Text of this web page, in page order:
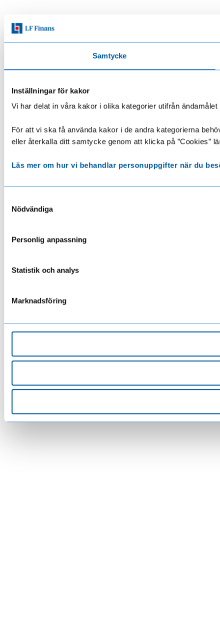
Samtycke
Inställningar för kakor
Vi har delat in våra kakor i olika kategorier utifrån
För att vi ska få använda kakor i de andra kategorierna
eller återkalla ditt samtycke genom att klicka på ”Cookies”
Läs mer om hur vi behandlar personuppgifter när du
Nödvändiga
Personlig anpassning
Statistik och analys
Marknadsföring